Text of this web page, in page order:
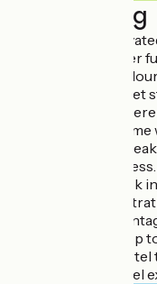
Beschrijving
Completely
combines designer
contemporary
in a warm, upmarket
It's also a place
where you can
go... a place that
of the hotel business.
A real journey back
photographs
1990 will be the
nostalgic backdrop
The Ferdinand
unforgettable hotel